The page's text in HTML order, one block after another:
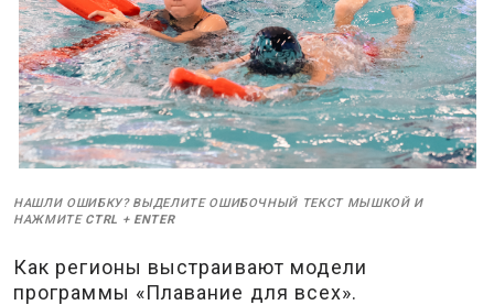
НАШЛИ ОШИБКУ? ВЫДЕЛИТЕ ОШИБОЧНЫЙ ТЕКСТ МЫШКОЙ И
НАЖМИТЕ CTRL + ENTER
Как регионы выстраивают модели
программы «Плавание для всех».